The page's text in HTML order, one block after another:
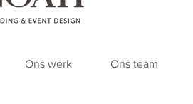
Ons werk Ons team